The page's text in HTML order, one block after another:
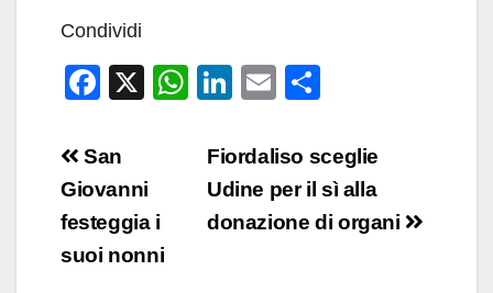
Condividi
F
c
e
b
o
X
W
at
A
Li
k
e
dI
E
ail n
di
vi
Navigazione
articoli
Fiordaliso sceglie
Udine per il sì alla
donazione di organi
San
Giovanni
festeggia i
suoi nonni